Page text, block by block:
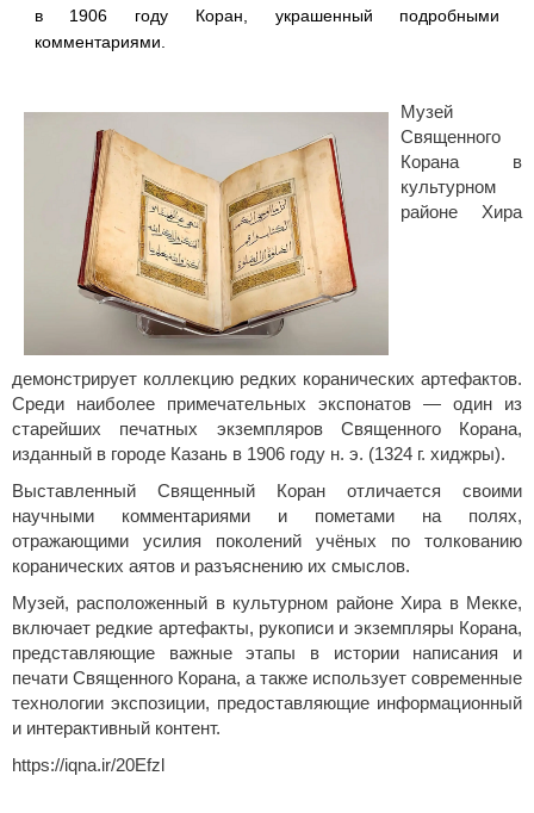
в 1906 году Коран, украшенный подробными
комментариями.
Музей
Священного
Корана в
культурном
районе Хира
демонстрирует коллекцию редких коранических артефактов.
Среди наиболее примечательных экспонатов — один из
старейших печатных экземпляров Священного Корана,
изданный в городе Казань в 1906 году н. э. (1324 г. хиджры).
Выставленный Священный Коран отличается своими
научными комментариями и пометами на полях,
отражающими усилия поколений учёных по толкованию
коранических аятов и разъяснению их смыслов.
Музей, расположенный в культурном районе Хира в Мекке,
включает редкие артефакты, рукописи и экземпляры Корана,
представляющие важные этапы в истории написания и
печати Священного Корана, а также использует современные
технологии экспозиции, предоставляющие информационный
и интерактивный контент.
https://iqna.ir/20Efzl